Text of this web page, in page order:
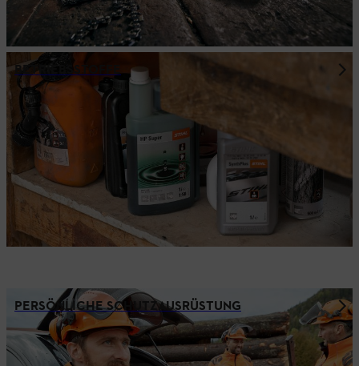
BETRIEBSSTOFFE
PERSÖNLICHE SCHUTZAUSRÜSTUNG